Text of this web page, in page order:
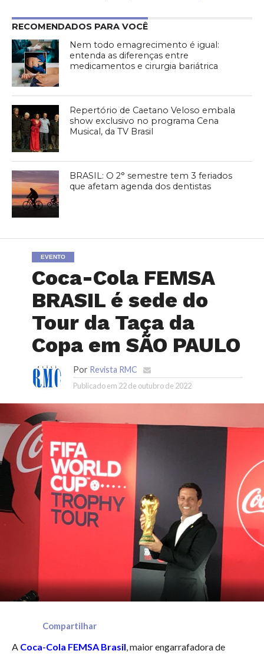
RECOMENDADOS PARA VOCÊ
Nem todo emagrecimento é igual:
entenda as diferenças entre
medicamentos e cirurgia bariátrica
Repertório de Caetano Veloso embala
show exclusivo no programa Cena
Musical, da TV Brasil
BRASIL: O 2° semestre tem 3 feriados
que afetam agenda dos dentistas
EVENTO
Coca-Cola FEMSA
BRASIL é sede do
Tour da Taça da
Copa em SÃO PAULO
Por Revista RMC
Publicado em 22 de outubro de 2022
Compartilhar
A Coca-Cola FEMSA Brasil, maior engarrafadora de